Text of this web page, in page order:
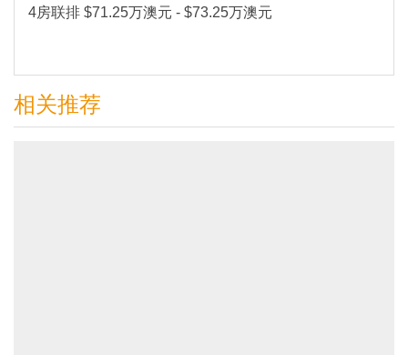
4房联排 $71.25万澳元 - $73.25万澳元
相关推荐